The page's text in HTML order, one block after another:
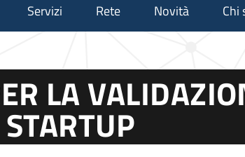
Servizi Rete Novità Chi
LA